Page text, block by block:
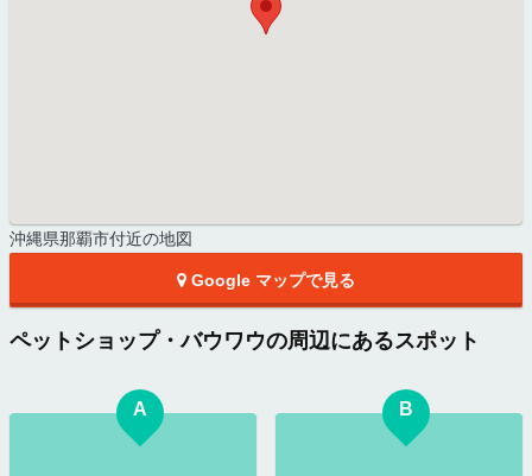
沖縄県那覇市付近の地図
Google マップで見る
ペットショップ・バウワウの周辺にあるスポット
A B